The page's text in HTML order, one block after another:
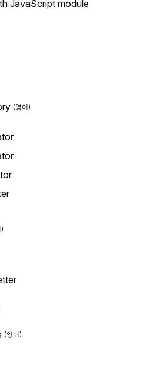
JavaScript module